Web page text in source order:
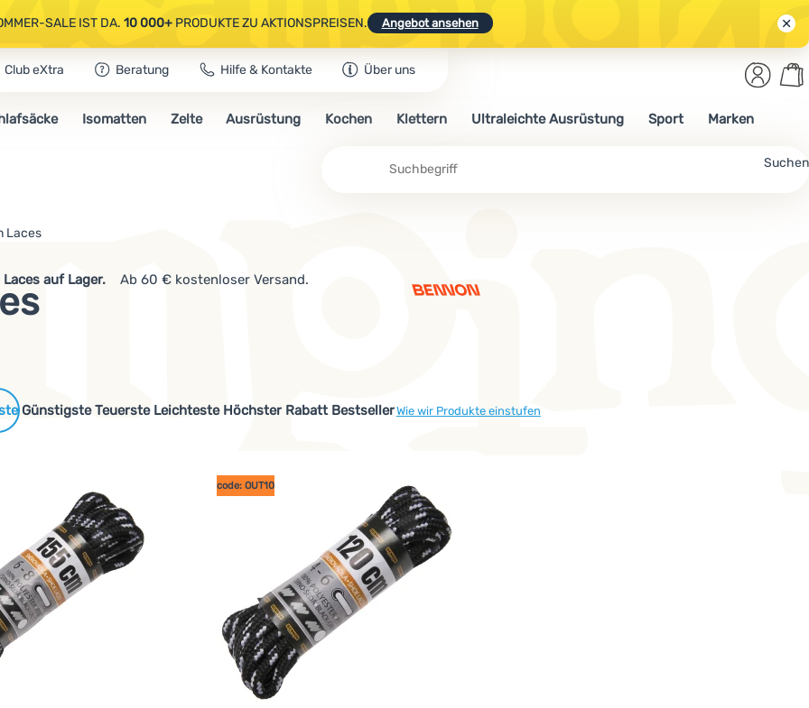
SALE IST DA. 10 000+PRODUKTE ZU AKTIONSPREISEN. Angebot ansehen
CAMPING- & WANDERAUSRÜSTUNG.CODE OUT10 NUTZEN.
SALE IST DA.10 000+PRODUKTE ZU AKTIONSPREISEN. Angebot ansehen
Club eXtra Beratung Hilfe & Kontakte Über uns
Suchen
Anmelden
Isomatten Zelte Ausrüstung Kochen Klettern Ultraleichte Ausrüstung Sport Marken
Laces
auf Lager. Ab 60 € kostenloser Versand.
Günstigste Teuerste Leichteste Höchster Rabatt BestsellerWie wir Produkte einstufen
Produkte
code: OUT10